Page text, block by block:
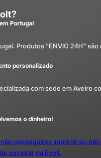
Portugal
Produtos "ENVIO 24H"
personalizado
com sede em Aveiro
o dinheiro!
conseguires imprimir ou
comprar na Evolt.